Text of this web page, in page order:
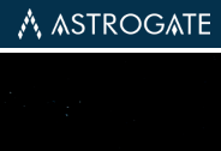
Skip
to
the
content.